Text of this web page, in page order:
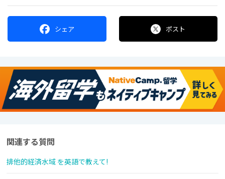
シェア ポスト
関連する質問
排他的経済水域 を英語で教えて!